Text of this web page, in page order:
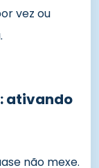
vez ou
ativando
não mexe.